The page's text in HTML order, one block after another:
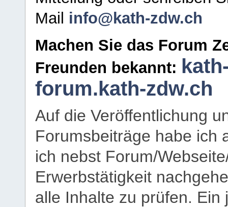
Mail info@kath-zdw.ch
Machen Sie das Forum
Freunden bekannt:
forum.kath-zdw.ch
Auf die Veröffentlichung
Forumsbeiträge habe ich
ich nebst Forum/
Erwerbstätigkeit
alle Inhalte zu prüfen.